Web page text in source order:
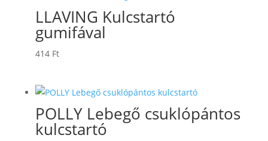
LLAVING Kulcstartó
gumifával
414 Ft
POLLY Lebegő csuklópántos
kulcstartó